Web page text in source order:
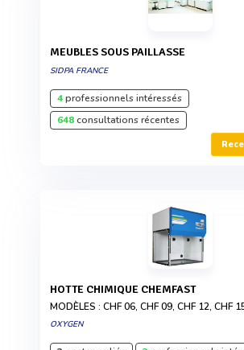
MEUBLES SOUS PAILLASSE
SIDPA FRANCE
4professionnels intéressés
648consultations récentes
HOTTE CHIMIQUE CHEMFAST
MODÈLES : CHF 06, CHF 09, CHF 12, CHF
OXYGEN